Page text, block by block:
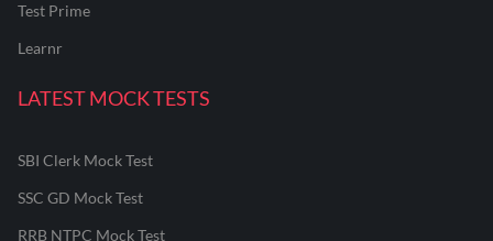
Test Prime
Learnr
LATEST MOCK TESTS
SBI Clerk Mock Test
SSC GD Mock Test
RRB NTPC Mock Test